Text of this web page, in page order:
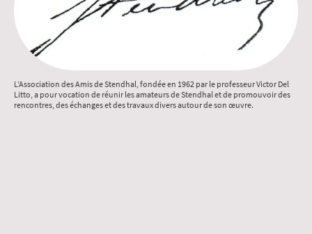
L’Association des Amis de Stendhal, fondée en 1962 par le professeur Victor Del
Litto, a pour vocation de réunir les amateurs de Stendhal et de promouvoir des
rencontres, des échanges et des travaux divers autour de son œuvre.